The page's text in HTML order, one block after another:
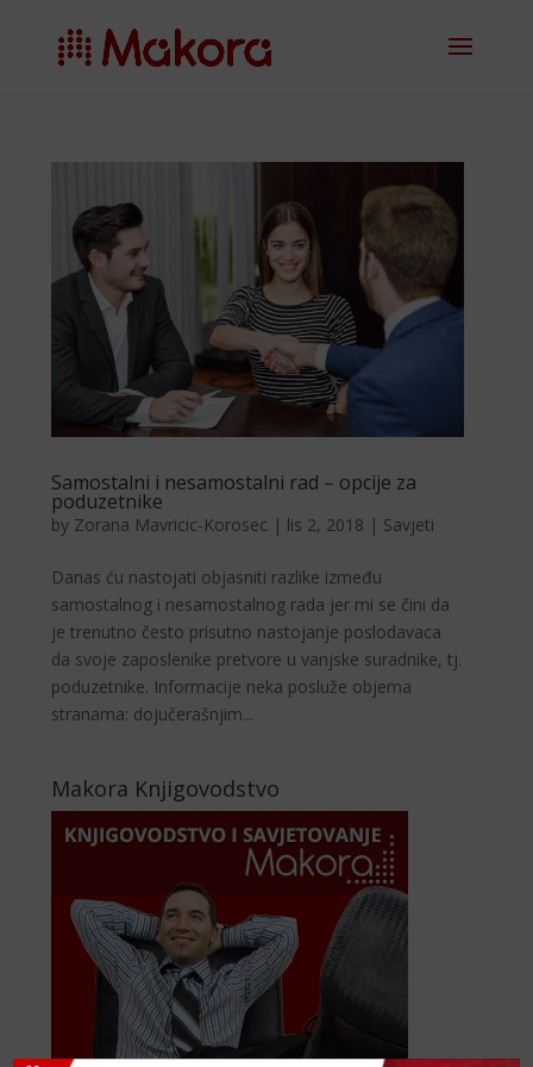
Samostalni i nesamostalni rad – opcije za
poduzetnike
by Zorana Mavricic-Korosec | lis 2, 2018 | Savjeti
Danas ću nastojati objasniti razlike između
samostalnog i nesamostalnog rada jer mi se čini da
je trenutno često prisutno nastojanje poslodavaca
da svoje zaposlenike pretvore u vanjske suradnike, tj.
poduzetnike. Informacije neka posluže objema
stranama: dojučerašnjim...
Makora Knjigovodstvo